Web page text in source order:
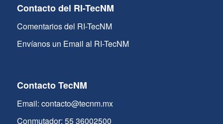
Contacto del RI-TecNM
Comentarios del RI-TecNM
Envíanos un Email al RI-TecNM
Contacto TecNM
Email: contacto@tecnm.mx
Conmutador: 55 36002500